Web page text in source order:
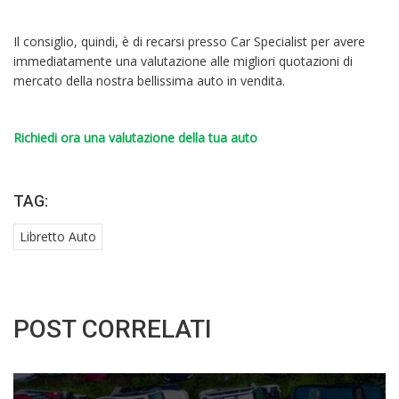
Il consiglio, quindi, è di recarsi presso Car Specialist per avere
immediatamente una valutazione alle migliori quotazioni di
mercato della nostra bellissima auto in vendita.
Richiedi ora una valutazione della tua auto
TAG:
Libretto Auto
POST CORRELATI